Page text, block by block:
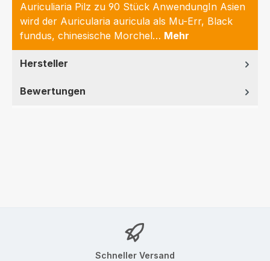
Auriculiaria Pilz zu 90 Stück AnwendungIn Asien
wird der Auricularia auricula als Mu-Err, Black
fundus, chinesische Morchel… Mehr
Hersteller
Bewertungen
Schneller Versand